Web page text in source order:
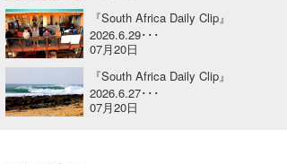
『South Africa Daily Clip』
2026.6.29･･･
07月20日
『South Africa Daily Clip』
2026.6.27･･･
07月20日
KOBU
KY
MIN